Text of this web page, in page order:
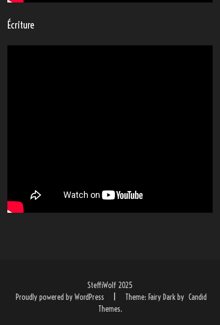
Écriture
SteffiWolf 2025
Proudly powered by WordPress
Theme: Fairy Dark by Candid
Themes.